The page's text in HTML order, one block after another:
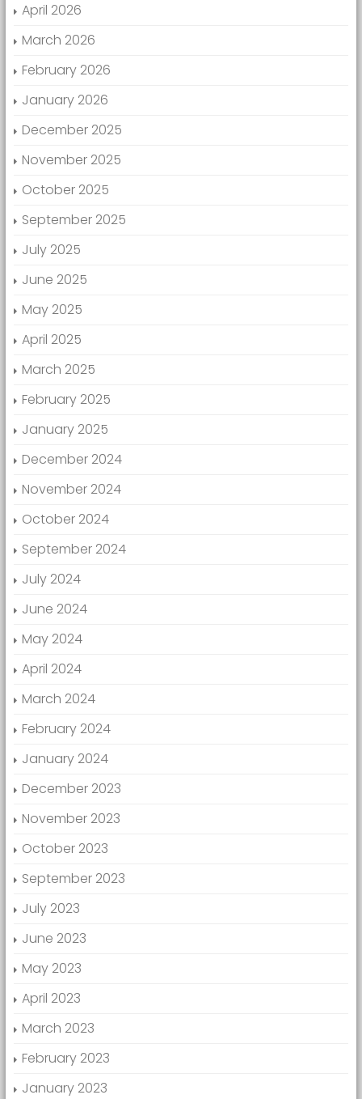
April 2026
March 2026
February 2026
January 2026
December 2025
November 2025
October 2025
September 2025
July 2025
June 2025
May 2025
April 2025
March 2025
February 2025
January 2025
December 2024
November 2024
October 2024
September 2024
July 2024
June 2024
May 2024
April 2024
March 2024
February 2024
January 2024
December 2023
November 2023
October 2023
September 2023
July 2023
June 2023
May 2023
April 2023
March 2023
February 2023
January 2023